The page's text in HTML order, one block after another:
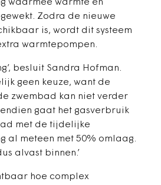
waarmee warmte en
Zodra de nieuwe
is, wordt dit systeem
warmtepompen.
besluit Sandra Hofman.
geen keuze, want de
zwembad kan niet verder
gaat het gasverbruik
met de tijdelijke
al meteen met 50% omlaag.
alvast binnen.’
hoe complex